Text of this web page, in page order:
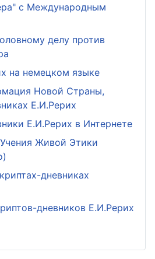
с Международным
делу против
на немецком языке
Новой Страны,
Е.И.Рерих
Е.И.Рерих в Интернете
Живой Этики
дневниках
дневников Е.И.Рерих